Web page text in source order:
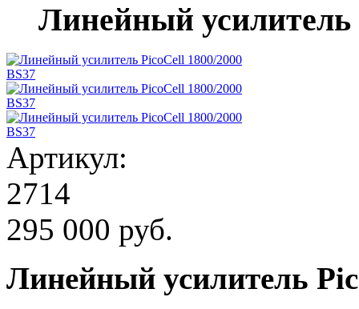
Линейный усилитель
Артикул:
2714
295 000 руб.
Линейный усилитель